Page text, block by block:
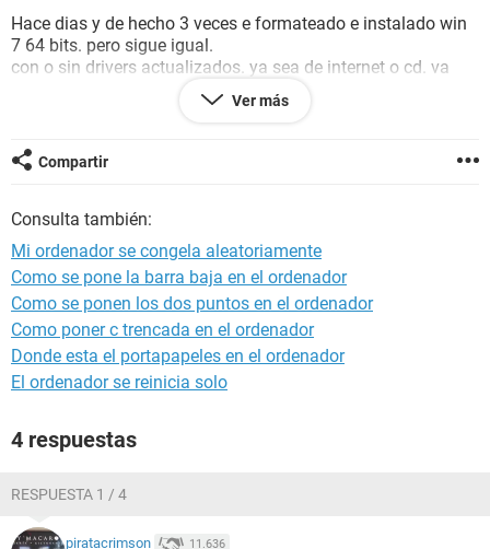
Hace dias y de hecho 3 veces e formateado e instalado win
7 64 bits. pero sigue igual.
con o sin drivers actualizados. ya sea de internet o cd. va
de steamni bf3 o 4 todo peta . a veces juego 1 min y se
congela totalmente ( sin pitidos ni ruidos de ningun tipo)
queda congelado y me toca dar botonazo.
A veces he jugado a Beamng ( quien lo conozca) un buen
rato 20 min o asi y no se ha congelado. y otras solo cargar
mapa o aparecer vehiculo plop... peta.
He desmontado pc por completo. nada huele a quemado. no
veo nada hinchado.
Todo bien colocado. sujeto. cableado.. temperaturas
hacer ni quien preguntar ni nada.
Ver más
Compartir
Consulta también:
Mi ordenador se congela aleatoriamente
Como se pone la barra baja en el ordenador
Como se ponen los dos puntos en el ordenador
Como poner c trencada en el ordenador
Donde esta el portapapeles en el ordenador
El ordenador se reinicia solo
4 respuestas
RESPUESTA 1 / 4
piratacrimson 11.636